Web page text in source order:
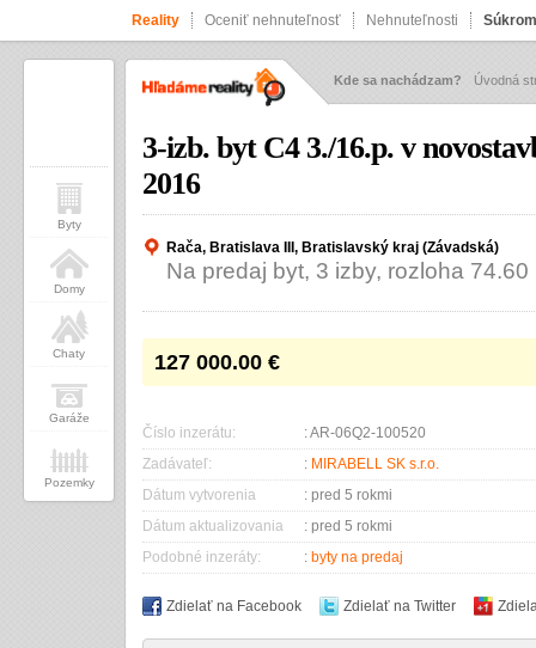
Reality Oceniť nehnuteľnosť Nehnuteľnosti
Kde sa nachádzam? Úvodná
3-izb. byt C4 3./16.p. v
2016
Rača, Bratislava III, Bratislavský kraj (Závadská)
Na predaj byt, 3 izby, rozloha
127 000.00 €
Číslo inzerátu:
: AR-06Q2-100520
Zadávateľ:
: MIRABELL SK s.r.o.
Dátum vytvorenia
: pred 5 rokmi
Dátum aktualizovania
: pred 5 rokmi
Podobné inzeráty:
: byty na predaj
Zdielať na Facebook Zdielať na Twitter
Byty
Domy
Chaty
Garáže
Pozemky